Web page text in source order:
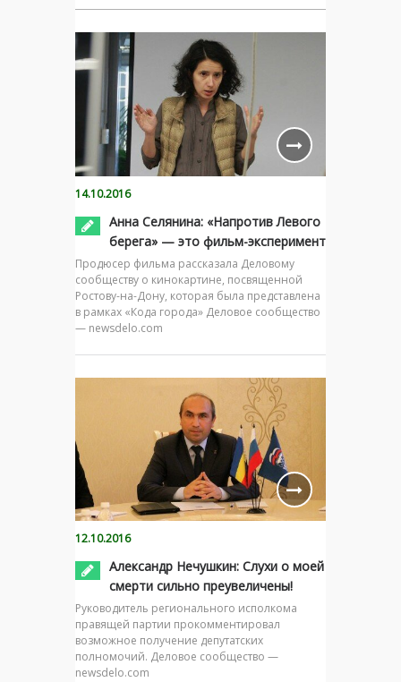
14.10.2016
Анна Селянина: «Напротив Левого
берега» — это фильм-эксперимент
Продюсер фильма рассказала Деловому
сообществу о кинокартине, посвященной
Ростову-на-Дону, которая была представлена
в рамках «Кода города» Деловое сообщество
— newsdelo.com
12.10.2016
Александр Нечушкин: Слухи о моей
смерти сильно преувеличены!
Руководитель регионального исполкома
правящей партии прокомментировал
возможное получение депутатских
полномочий. Деловое сообщество —
newsdelo.com